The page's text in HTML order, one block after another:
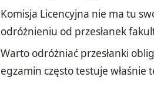
Komisja Licencyjna nie ma tu
odróżnieniu od przesłanek
Warto odróżniać przesłanki
egzamin często testuje właśnie